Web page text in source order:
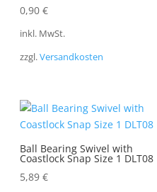
0,90 €
inkl. MwSt.
zzgl.Versandkosten
Ball Bearing Swivel with
Coastlock Snap Size 1 DLT08
5,89 €